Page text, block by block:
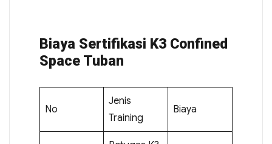
Biaya Sertifikasi K3 Confined
Space Tuban
No
Jenis
Training
Biaya